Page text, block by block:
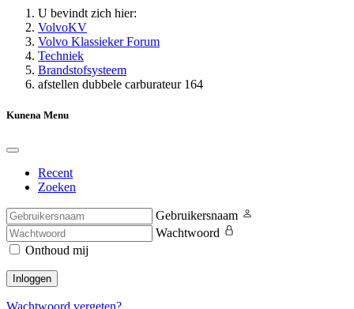
U bevindt zich hier:
VolvoKV
Volvo Klassieker Forum
Techniek
Brandstofsysteem
afstellen dubbele carburateur 164
Kunena Menu
Recent
Zoeken
Gebruikersnaam
Wachtwoord
Onthoud mij
Inloggen